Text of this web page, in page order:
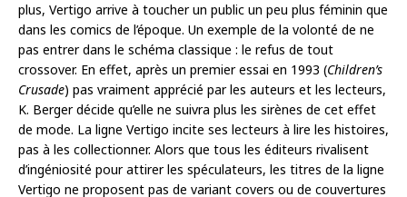
plus, Vertigo arrive à toucher un public un peu plus féminin que
dans les comics de l’époque. Un exemple de la volonté de ne
pas entrer dans le schéma classique : le refus de tout
crossover. En effet, après un premier essai en 1993 (Children’s
Crusade) pas vraiment apprécié par les auteurs et les lecteurs,
K. Berger décide qu’elle ne suivra plus les sirènes de cet effet
de mode. La ligne Vertigo incite ses lecteurs à lire les histoires,
pas à les collectionner. Alors que tous les éditeurs rivalisent
d’ingéniosité pour attirer les spéculateurs, les titres de la ligne
Vertigo ne proposent pas de variant covers ou de couvertures